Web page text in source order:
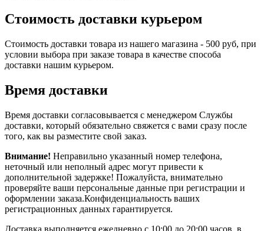
Стоимость доставки курьером
Стоимость доставки товара из нашего магазина - 500 руб, при
условии выбора при заказе товара в качестве способа
доставки нашим курьером.
Время доставки
Время доставки согласовывается с менеджером Службы
доставки, который обязательно свяжется с вами сразу после
того, как вы разместите свой заказ.
Внимание! Неправильно указанный номер телефона,
неточный или неполный адрес могут привести к
дополнительной задержке! Пожалуйста, внимательно
проверяйте ваши персональные данные при регистрации и
оформлении заказа.Конфиденциальность ваших
регистрационных данных гарантируется.
Доставка выполняется ежедневно с 10:00 до 20:00 часов, в